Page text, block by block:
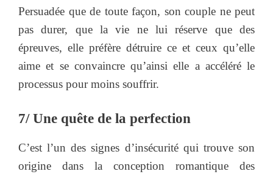
Persuadée que de toute façon, son couple ne peut
pas durer, que la vie ne lui réserve que des
épreuves, elle préfère détruire ce et ceux qu’elle
aime et se convaincre qu’ainsi elle a accéléré le
processus pour moins souffrir.
7/ Une quête de la perfection
C’est l’un des signes d’insécurité qui trouve son
origine dans la conception romantique des